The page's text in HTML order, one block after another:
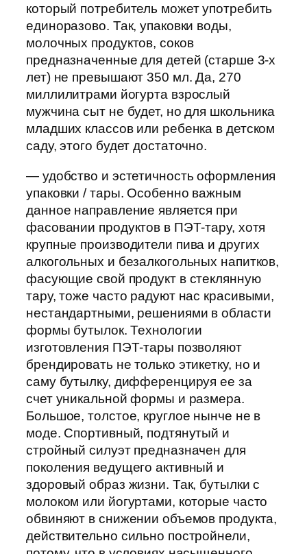
который потребитель может употребить
единоразово. Так, упаковки воды,
молочных продуктов, соков
предназначенные для детей (старше 3-х
лет) не превышают 350 мл. Да, 270
миллилитрами йогурта взрослый
мужчина сыт не будет, но для школьника
младших классов или ребенка в детском
саду, этого будет достаточно.
— удобство и эстетичность оформления
упаковки / тары. Особенно важным
данное направление является при
фасовании продуктов в ПЭТ-тару, хотя
крупные производители пива и других
алкогольных и безалкогольных напитков,
фасующие свой продукт в стеклянную
тару, тоже часто радуют нас красивыми,
нестандартными, решениями в области
формы бутылок. Технологии
изготовления ПЭТ-тары позволяют
брендировать не только этикетку, но и
саму бутылку, дифференцируя ее за
счет уникальной формы и размера.
Большое, толстое, круглое нынче не в
моде. Спортивный, подтянутый и
стройный силуэт предназначен для
поколения ведущего активный и
здоровый образ жизни. Так, бутылки с
молоком или йогуртами, которые часто
обвиняют в снижении объемов продукта,
действительно сильно постройнели,